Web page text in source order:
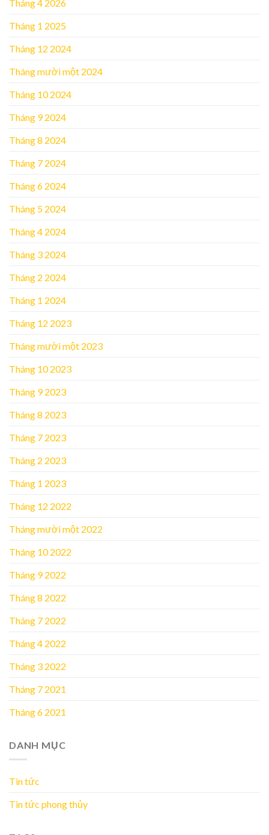
Tháng 4 2026
Tháng 1 2025
Tháng 12 2024
Tháng mười một 2024
Tháng 10 2024
Tháng 9 2024
Tháng 8 2024
Tháng 7 2024
Tháng 6 2024
Tháng 5 2024
Tháng 4 2024
Tháng 3 2024
Tháng 2 2024
Tháng 1 2024
Tháng 12 2023
Tháng mười một 2023
Tháng 10 2023
Tháng 9 2023
Tháng 8 2023
Tháng 7 2023
Tháng 2 2023
Tháng 1 2023
Tháng 12 2022
Tháng mười một 2022
Tháng 10 2022
Tháng 9 2022
Tháng 8 2022
Tháng 7 2022
Tháng 4 2022
Tháng 3 2022
Tháng 7 2021
Tháng 6 2021
DANH MỤC
Tin tức
Tin tức phong thủy